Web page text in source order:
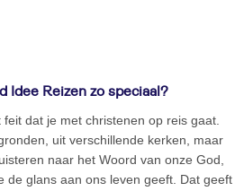
Idee Reizen zo speciaal?
dat je met christenen op reis gaat.
uit verschillende kerken, maar
naar het Woord van onze God,
de glans aan ons leven geeft. Dat geeft